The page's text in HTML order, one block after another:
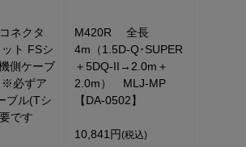
ネクタ
ト FSシ
側ケーブ
※必ずア
ブル(Tシ
です
M420R 全長
4m（1.5D-Q･SUPER
＋5DQ-II→2.0m＋
2.0m） MLJ-MP
【DA-0502】
10,841円 (税込)